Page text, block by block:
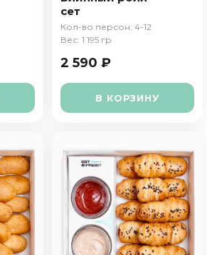
сет
Кол-во персон: 4-12
Вес: 1 195 гр
2 590 ₽
В КОРЗИНУ